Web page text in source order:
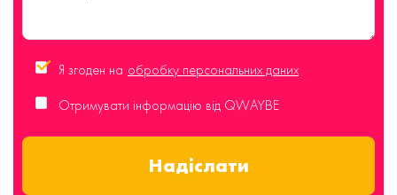
Я згоден на обробку персональних даних
Отримувати інформацію від QWAYBE
Надіслати